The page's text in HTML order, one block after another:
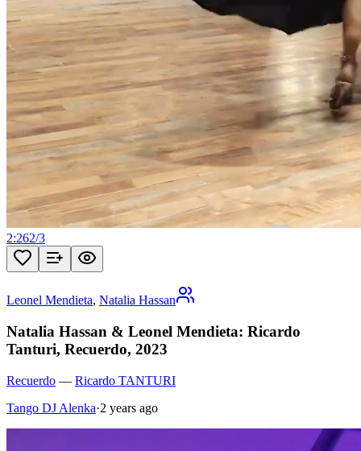
2:262/3
Leonel Mendieta, Natalia Hassan
Natalia Hassan & Leonel Mendieta: Ricardo
Tanturi, Recuerdo, 2023
Recuerdo — Ricardo TANTURI
Tango DJ Alenka·2 years ago